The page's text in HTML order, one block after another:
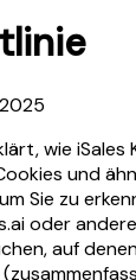
wie iSales
und
Sie zu
oder
auf